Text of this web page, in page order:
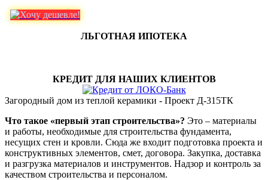
ЛЬГОТНАЯ ИПОТЕКА
КРЕДИТ ДЛЯ НАШИХ КЛИЕНТОВ
Загородный дом из теплой керамики - Проект Д-315ТК
Что такое «первый этап строительства»? Это – материалы
и работы, необходимые для строительства фундамента,
несущих стен и кровли. Сюда же входит подготовка проекта и
конструктивных элементов, смет, договора. Закупка, доставка
и разгрузка материалов и инструментов. Надзор и контроль за
качеством строительства и персоналом.